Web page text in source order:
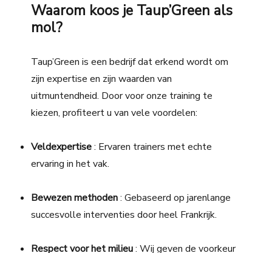
Waarom koos je Taup’Green als
mol?
Taup’Green is een bedrijf dat erkend wordt om
zijn expertise en zijn waarden van
uitmuntendheid. Door voor onze training te
kiezen, profiteert u van vele voordelen:
Veldexpertise: Ervaren trainers met echte
ervaring in het vak.
Bewezen methoden: Gebaseerd op jarenlange
succesvolle interventies door heel Frankrijk.
Respect voor het milieu: Wij geven de voorkeur